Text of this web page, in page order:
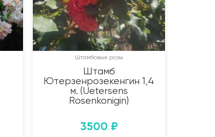
Штамбовые розы
Штамб
Ютерзенрозекенгин 1,4
м. (Uetersens
Rosenkonigin)
3500 ₽